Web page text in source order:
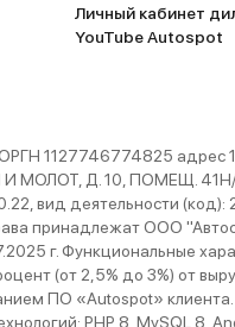
Личный кабинет
YouTube Autospot
1127746774825 адрес
Д. 10, ПОМЕЩ. 41Н/9,
вид деятельности (код):
принадлежат ООО
г. Функциональные
(от 2,5% до 3%) от
ПО «Autospot»
PHP 8, MySQL 8,